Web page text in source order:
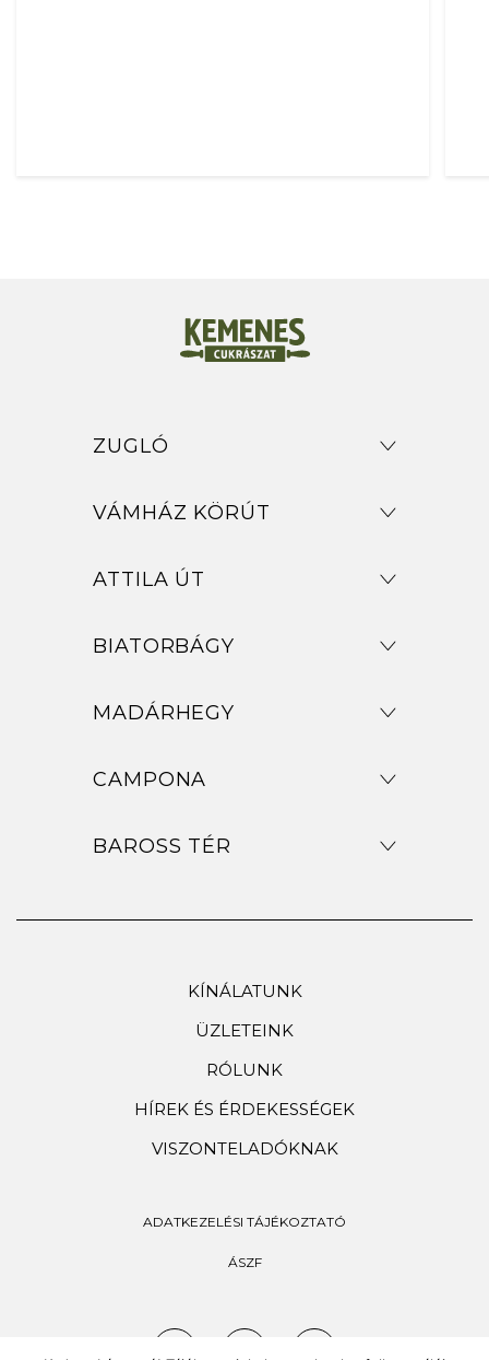
ZUGLÓ
VÁMHÁZ KÖRÚT
ATTILA ÚT
BIATORBÁGY
MADÁRHEGY
CAMPONA
BAROSS TÉR
KÍNÁLATUNK
ÜZLETEINK
RÓLUNK
HÍREK ÉS ÉRDEKESSÉGEK
VISZONTELADÓKNAK
ADATKEZELÉSI TÁJÉKOZTATÓ
ÁSZF